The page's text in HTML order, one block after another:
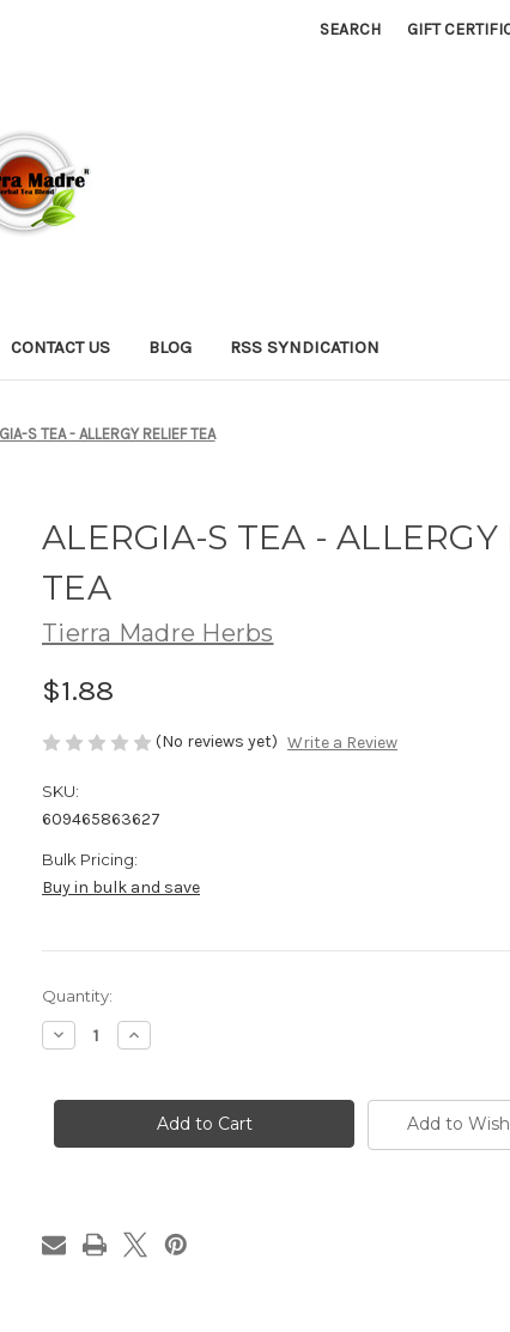
SEARCH GIFT
CONTACT US BLOG RSS SYNDICATION
S TEA - ALLERGY RELIEF TEA
ALERGIA-S TEA - ALLERGY
TEA
Tierra Madre Herbs
$1.88
(No reviews yet) Write a Review
SKU:
609465863627
Bulk Pricing:
Buy in bulk and save
Current
Stock:
Quantity:
Decrease
Quantity
S
ALLERGY
Increase
Quantity
S
ALLERGY
Add to